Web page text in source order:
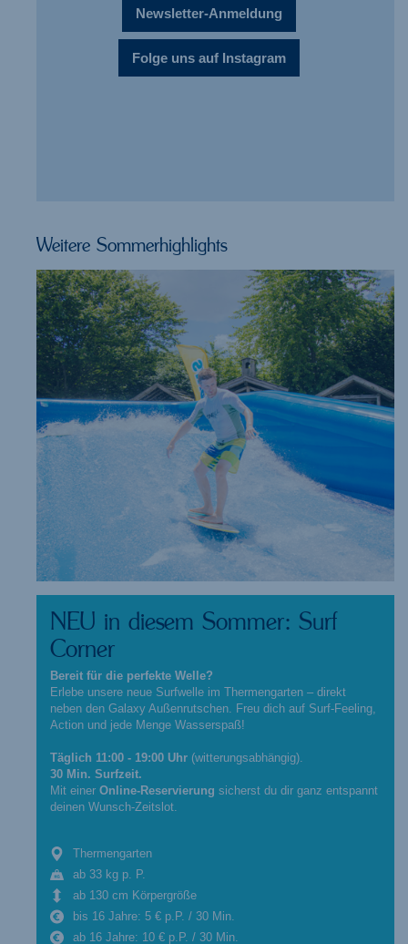
Newsletter-Anmeldung
Folge uns auf Instagram
Weitere Sommerhighlights
NEU in diesem Sommer: Surf
Corner
Bereit für die perfekte Welle?
Erlebe unsere neue Surfwelle im Thermengarten – direkt
neben den Galaxy Außenrutschen. Freu dich auf Surf-Feeling,
Action und jede Menge Wasserspaß!
Täglich 11:00 - 19:00 Uhr (witterungsabhängig).
30 Min. Surfzeit.
Mit einer Online-Reservierung sicherst du dir ganz entspannt
deinen Wunsch-Zeitslot.
Thermengarten
ab 33 kg p. P.
ab 130 cm Körpergröße
bis 16 Jahre: 5 € p.P. / 30 Min.
ab 16 Jahre: 10 € p.P. / 30 Min.